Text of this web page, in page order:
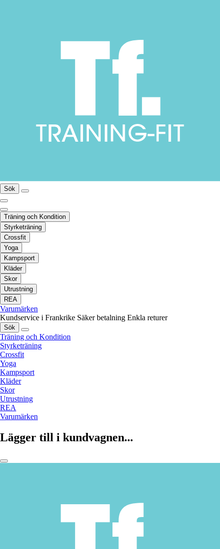
Sök
Träning och Kondition
Styrketräning
Crossfit
Yoga
Kampsport
Kläder
Skor
Utrustning
REA
Varumärken
Kundservice i Frankrike Säker betalning Enkla returer
Sök
Träning och Kondition
Styrketräning
Crossfit
Yoga
Kampsport
Kläder
Skor
Utrustning
REA
Varumärken
Lägger till i kundvagnen...